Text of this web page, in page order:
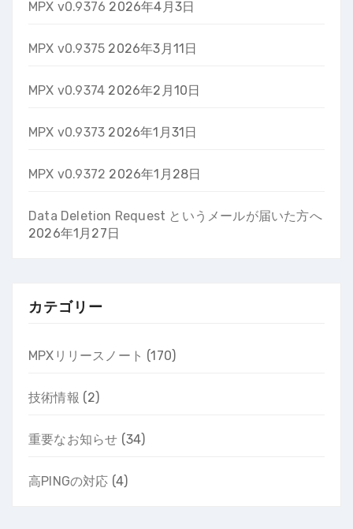
MPX v0.9376 2026年4月3日
MPX v0.9375 2026年3月11日
MPX v0.9374 2026年2月10日
MPX v0.9373 2026年1月31日
MPX v0.9372 2026年1月28日
Data Deletion Request というメールが届いた方へ
2026年1月27日
カテゴリー
MPXリリースノート (170)
技術情報 (2)
重要なお知らせ (34)
高PINGの対応 (4)